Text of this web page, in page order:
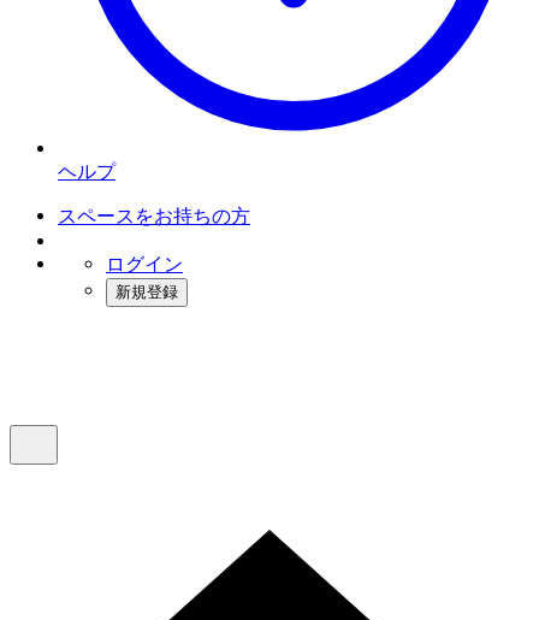
ヘルプ
スペースをお持ちの方
ログイン
新規登録